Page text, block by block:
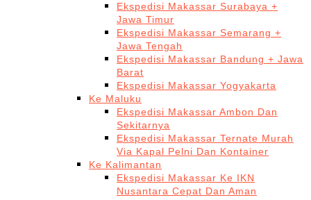
Ekspedisi Makassar Surabaya +
Jawa Timur
Ekspedisi Makassar Semarang +
Jawa Tengah
Ekspedisi Makassar Bandung + Jawa
Barat
Ekspedisi Makassar Yogyakarta
Ke Maluku
Ekspedisi Makassar Ambon Dan
Sekitarnya
Ekspedisi Makassar Ternate Murah
Via Kapal Pelni Dan Kontainer
Ke Kalimantan
Ekspedisi Makassar Ke IKN
Nusantara Cepat Dan Aman